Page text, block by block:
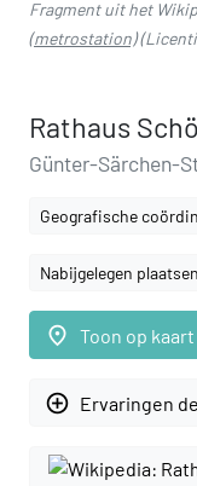
Fragment uit het
(metrostation)
Rathaus
Günter-Särchen-
Geografische
Nabijgelegen plaatsen
place Toon op kaart
add_circle_outline Ervaringen